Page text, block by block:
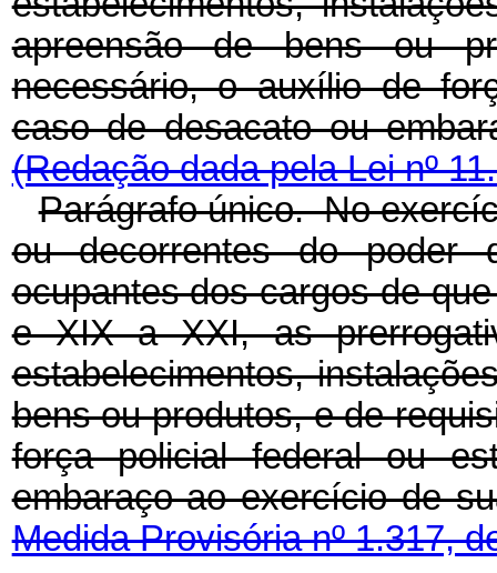
apreensão de bens ou
necessário, o auxílio de
caso de desacato ou
(Redação dada pela Lei nº
Parágrafo único. No
ou decorrentes do poder
ocupantes dos cargos de
e XIX a XXI, as
estabelecimentos,
bens ou produtos, e de
força policial federal ou
embaraço ao exercício de
Medida Provisória nº 1.317,